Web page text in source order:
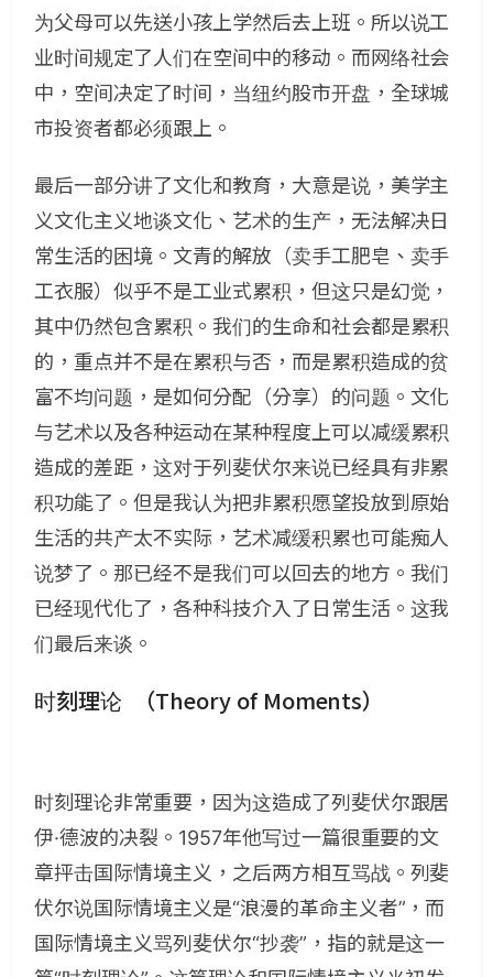
为父母可以先送小孩上学然后去上班。所以说工
业时间规定了人们在空间中的移动。而网络社会
中，空间决定了时间，当纽约股市开盘，全球城
市投资者都必须跟上。
最后一部分讲了文化和教育，大意是说，美学主
义文化主义地谈文化、艺术的生产，无法解决日
常生活的困境。文青的解放（卖手工肥皂、卖手
工衣服）似乎不是工业式累积，但这只是幻觉，
其中仍然包含累积。我们的生命和社会都是累积
的，重点并不是在累积与否，而是累积造成的贫
富不均问题，是如何分配（分享）的问题。文化
与艺术以及各种运动在某种程度上可以减缓累积
造成的差距，这对于列斐伏尔来说已经具有非累
积功能了。但是我认为把非累积愿望投放到原始
生活的共产太不实际，艺术减缓积累也可能痴人
说梦了。那已经不是我们可以回去的地方。我们
已经现代化了，各种科技介入了日常生活。这我
们最后来谈。
时刻理论 （Theory of Moments）
时刻理论非常重要，因为这造成了列斐伏尔跟居
伊·德波的决裂。1957年他写过一篇很重要的文
章抨击国际情境主义，之后两方相互骂战。列斐
伏尔说国际情境主义是“浪漫的革命主义者”，而
国际情境主义骂列斐伏尔“抄袭”，指的就是这一